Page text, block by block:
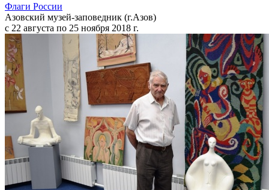
Флаги России
Азовский музей-заповедник (г.Азов)
с 22 августа по 25 ноября 2018 г.